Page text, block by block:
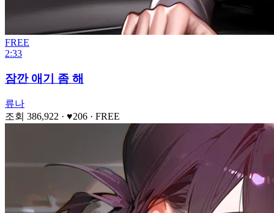
FREE
2:33
잠깐 애기 좀 해
류나
조회 386,922 · ♥206 · FREE